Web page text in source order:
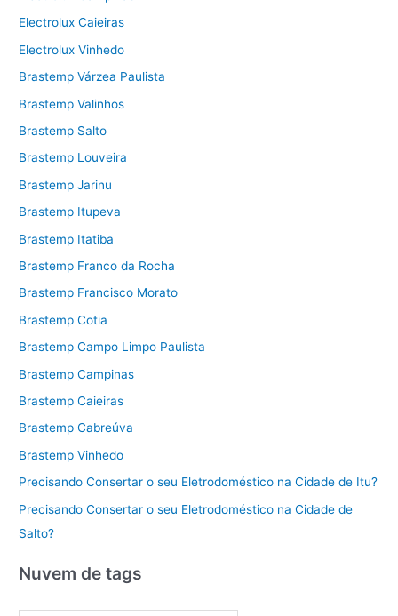
Electrolux Caieiras
Electrolux Vinhedo
Brastemp Várzea Paulista
Brastemp Valinhos
Brastemp Salto
Brastemp Louveira
Brastemp Jarinu
Brastemp Itupeva
Brastemp Itatiba
Brastemp Franco da Rocha
Brastemp Francisco Morato
Brastemp Cotia
Brastemp Campo Limpo Paulista
Brastemp Campinas
Brastemp Caieiras
Brastemp Cabreúva
Brastemp Vinhedo
Precisando Consertar o seu Eletrodoméstico na Cidade de Itu?
Precisando Consertar o seu Eletrodoméstico na Cidade de
Salto?
Nuvem de tags